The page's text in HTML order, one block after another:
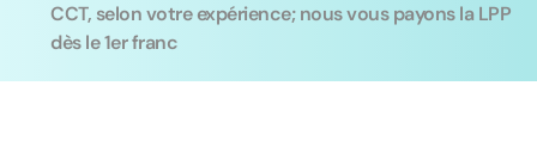
CCT, selon votre expérience; nous vous payons la LPP
dès le 1er franc